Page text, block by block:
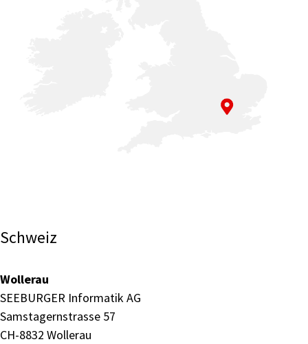
Schweiz
Wollerau
SEEBURGER Informatik AG
Samstagernstrasse 57
CH-8832 Wollerau